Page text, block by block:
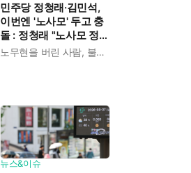
민주당 정청래·김민석,
이번엔 '노사모' 두고 충
돌 : 정청래 "노사모 정신
으로 승리" vs 김민석 측노무현을 버린 사람, 불편하겠지
뉴스&이슈